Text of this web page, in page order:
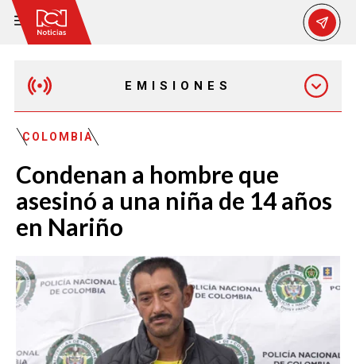
EMISIONES
EMISIÓN 7:00 PM
COLOMBIA
Condenan a hombre que
asesinó a una niña de 14 años
en Nariño